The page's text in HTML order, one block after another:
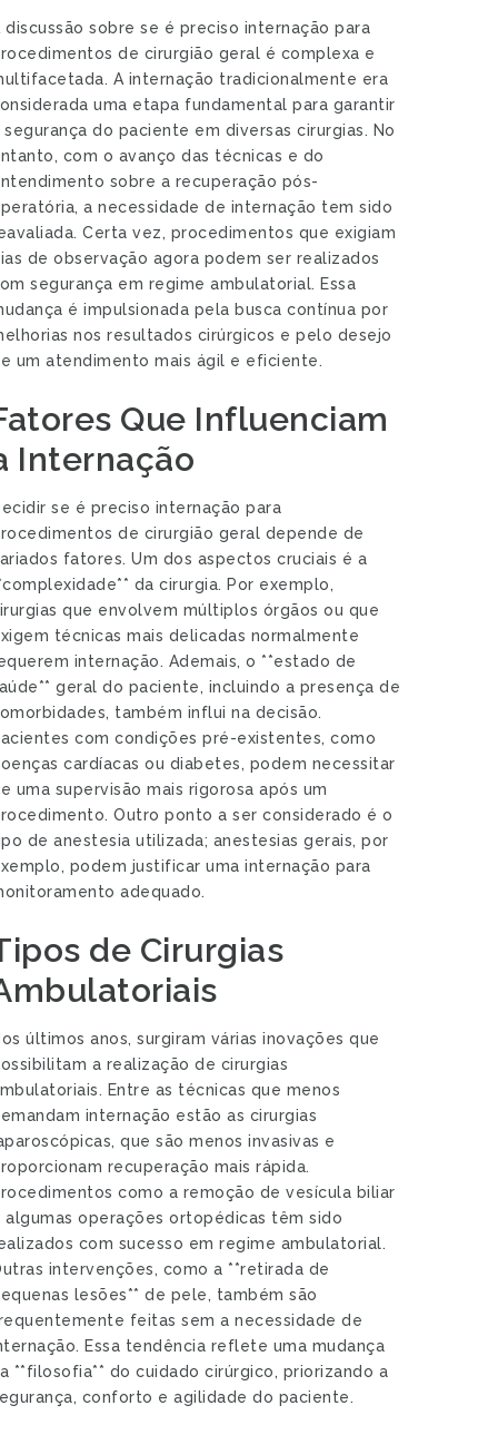
discussão sobre se é preciso internação para
de cirurgião geral é complexa e
A internação tradicionalmente era
uma etapa fundamental para garantir
segurança do paciente em diversas cirurgias. No
com o avanço das técnicas e do
sobre a recuperação pós-
a necessidade de internação tem sido
Certa vez, procedimentos que exigiam
de observação agora podem ser realizados
segurança em regime ambulatorial. Essa
é impulsionada pela busca contínua por
nos resultados cirúrgicos e pelo desejo
um atendimento mais ágil e eficiente.
Que Influenciam
Internação
se é preciso internação para
de cirurgião geral depende de
fatores. Um dos aspectos cruciais é a
da cirurgia. Por exemplo,
que envolvem múltiplos órgãos ou que
técnicas mais delicadas normalmente
internação. Ademais, o **estado de
geral do paciente, incluindo a presença de
também influi na decisão.
com condições pré-existentes, como
cardíacas ou diabetes, podem necessitar
uma supervisão mais rigorosa após um
Outro ponto a ser considerado é o
de anestesia utilizada; anestesias gerais, por
podem justificar uma internação para
adequado.
de Cirurgias
últimos anos, surgiram várias inovações que
a realização de cirurgias
Entre as técnicas que menos
internação estão as cirurgias
que são menos invasivas e
recuperação mais rápida.
como a remoção de vesícula biliar
algumas operações ortopédicas têm sido
com sucesso em regime ambulatorial.
intervenções, como a **retirada de
lesões** de pele, também são
feitas sem a necessidade de
Essa tendência reflete uma mudança
**filosofia** do cuidado cirúrgico, priorizando a
conforto e agilidade do paciente.